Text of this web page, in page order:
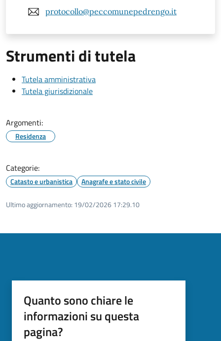
protocollo@peccomunepedrengo.it
Strumenti di tutela
Tutela amministrativa
Tutela giurisdizionale
Argomenti:
Residenza
Categorie:
Catasto e urbanistica Anagrafe e stato civile
Ultimo aggiornamento: 19/02/2026 17:29.10
Quanto sono chiare le
informazioni su questa
pagina?